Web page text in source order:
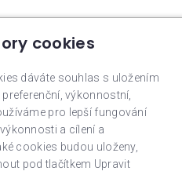
cookies
dáváte souhlas s uložením
výkonnostní,
pro lepší fungování
a cílení a
cookies budou uloženy,
pod tlačítkem Upravit